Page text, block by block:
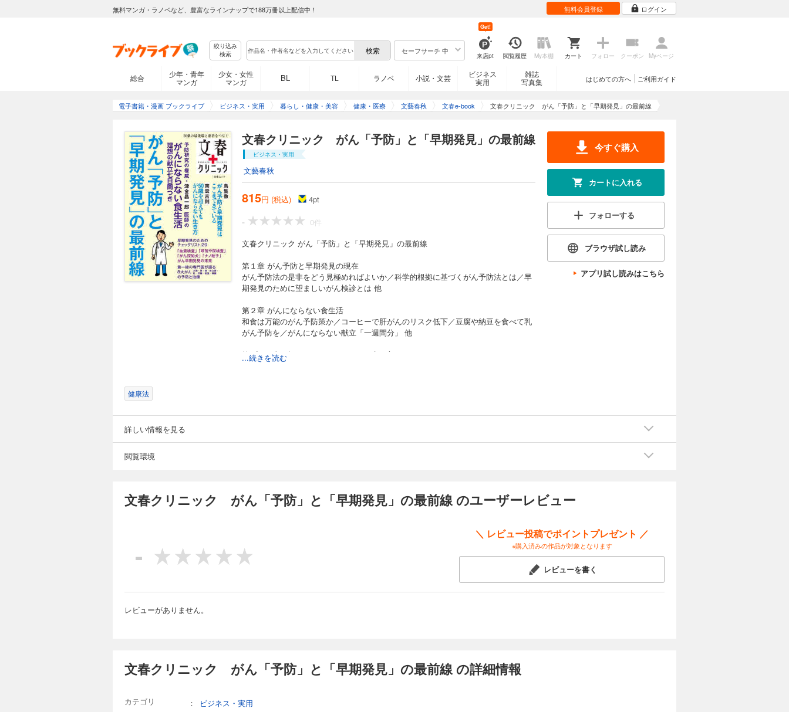
無料マンガ・ラノベなど、豊富なラインナップで188万冊以上配信中！ 無料会員登録 ログイン
絞り込み
検索
セーフサーチ 中
来店pt
Get!
閲覧履歴 My本棚 カート フォロー クーポン Myページ
総合
少年・青年
マンガ
少女・女性
マンガ
BL TL ラノベ 小説・文芸
ビジネス
実用
雑誌
写真集
ご利用ガイド
はじめての方へ
電子書籍・漫画 ブックライブ ビジネス・実用 暮らし・健康・美容 健康・医療 文藝春秋 文春e-book 文春クリニック がん「予防」と「早期発見」の最前線
文春クリニック がん「予防」と「早期発見」の最前線
ビジネス・実用
文藝春秋
815円 (税込) 4pt
-
0件
文春クリニック がん「予防」と「早期発見」の最前線
第１章 がん予防と早期発見の現在
がん予防法の是非をどう見極めればよいか／科学的根拠に基づくがん予防法とは／早
期発見のために望ましいがん検診とは 他
第２章 がんにならない食生活
和食は万能のがん予防策か／コーヒーで肝がんのリスク低下／豆腐や納豆を食べて乳
がん予防を／がんにならない献立「一週間分」 他
第3章 50歳を超えてもがんにならない生き方
肉の摂り過ぎはがんの引き金になる！／野菜や果物は皮まで食べよう／抗がんサプリ
...続きを読む
今すぐ購入
カートに入れる
フォローする
ブラウザ試し読み
アプリ試し読みはこちら
健康法
詳しい情報を見る
閲覧環境
文春クリニック がん「予防」と「早期発見」の最前線 のユーザーレビュー
-
＼ レビュー投稿でポイントプレゼント ／
※購入済みの作品が対象となります
レビューを書く
レビューがありません。
文春クリニック がん「予防」と「早期発見」の最前線 の詳細情報
カテゴリ ：
ビジネス・実用